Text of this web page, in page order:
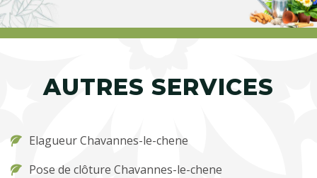
AUTRES SERVICES
Elagueur Chavannes-le-chene
Pose de clôture Chavannes-le-chene